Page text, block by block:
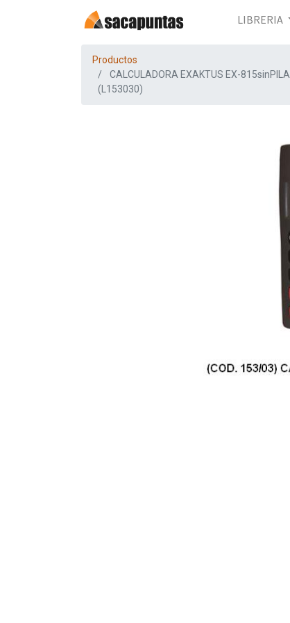
LIBRERIA
Productos
CALCULADORA EXAKTUS EX-815sinPILA
(L153030)